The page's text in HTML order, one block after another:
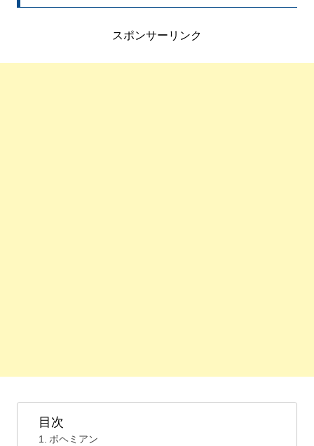
スポンサーリンク
目次
ボヘミアン